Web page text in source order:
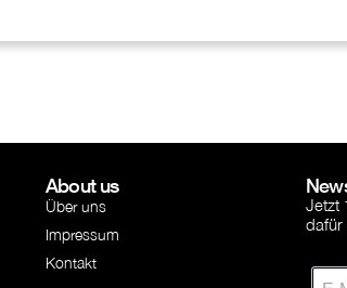
About us
Über uns
Impressum
Kontakt
Jetzt
dafür